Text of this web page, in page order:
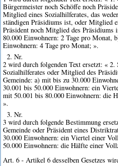
Bürgermeister noch Schöffe noch
Mitglied eines Sozialhilferates, das
ständigen Präsidiums ist, oder Mitglied
Präsident noch Mitglied des Präsidiums
80.000 Einwohnern: 2 Tage pro Monat,
Einwohnern: 4 Tage pro Monat; ».
2. Nr.
2 wird durch folgenden Text ersetzt: « 2.
Sozialhilferates oder Mitglied des
Gemeinde: a) mit bis zu 30.000
30.001 bis 50.000 Einwohnern: ein
mit 50.001 bis 80.000 Einwohnern: die
».
3. Nr.
3 wird durch folgende Bestimmung
Gemeinde oder Präsident eines
30.000 Einwohnern: ein Viertel einer
50.000 Einwohnern: die Hälfte einer
Art. 6 - Artikel 6 desselben Gesetzes